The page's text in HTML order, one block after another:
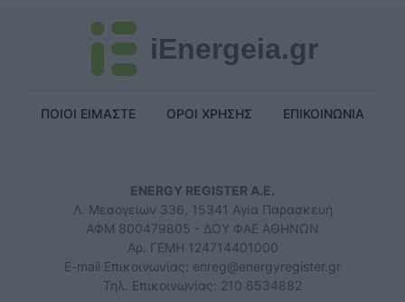
iEnergeia.gr
ΠΟΙΟΙ ΕΙΜΑΣΤΕ ΟΡΟΙ ΧΡΗΣΗΣ ΕΠΙΚΟΙΝΩΝΙΑ
ENERGY REGISTER Α.Ε.
Λ. Μεσογείων 336, 15341 Αγία Παρασκευή
ΑΦΜ 800479805 - ΔΟΥ ΦΑΕ ΑΘΗΝΩΝ
Αρ. ΓΕΜΗ 124714401000
E-mail Επικοινωνίας: enreg@energyregister.gr
Τηλ. Επικοινωνίας: 210 6534882